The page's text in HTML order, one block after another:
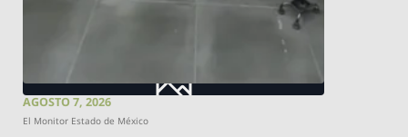
AGOSTO 7, 2026
El Monitor Estado de México